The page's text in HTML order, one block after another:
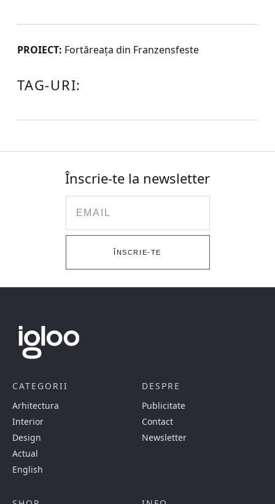
PROIECT: Fortăreaţa din Franzensfeste
TAG-URI:
Înscrie-te la newsletter
ÎNSCRIE-TE
CATEGORII
Arhitectura
Interior
Design
Actual
English
DESPRE
Publicitate
Contact
Newsletter